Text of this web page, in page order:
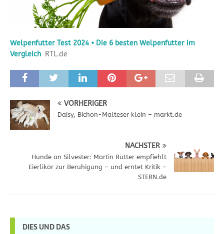
Welpenfutter Test 2024 • Die 6 besten Welpenfutter im
Vergleich RTL.de
VORHERIGER
Daisy, Bichon-Malteser klein – markt.de
NÄCHSTER
Hunde an Silvester: Martin Rütter empfiehlt
Eierlikör zur Beruhigung – und erntet Kritik –
STERN.de
DIES UND DAS